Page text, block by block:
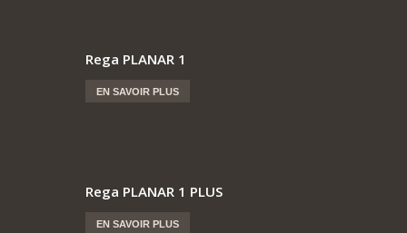
Rega PLANAR 1
EN SAVOIR PLUS
Rega PLANAR 1 PLUS
EN SAVOIR PLUS